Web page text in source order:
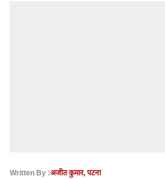
Written By :अजीत कुमार, पटना